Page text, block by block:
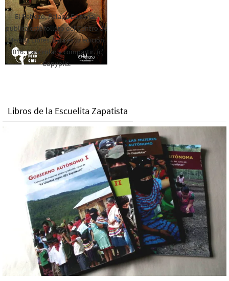
El Rebozo, Palapa Editorial,
publica este folleto del Centro de
Medios Libres. Esta es la edición
2016. Para rolar y compartir. (c)
Copyplis.
Libros de la Escuelita Zapatista